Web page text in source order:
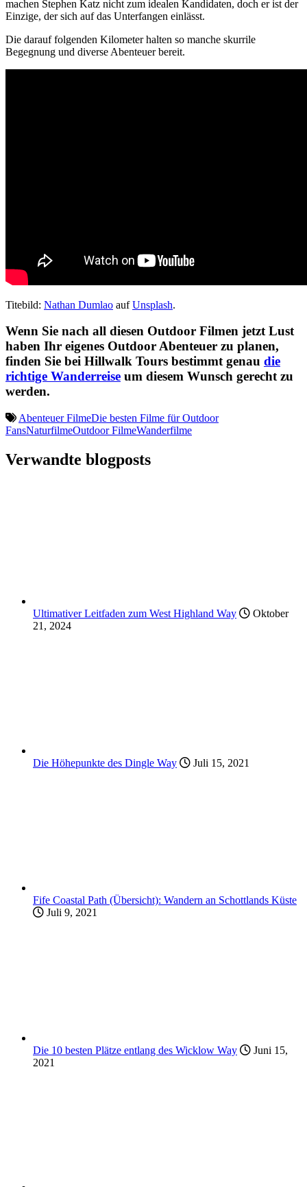
machen Stephen Katz nicht zum idealen Kandidaten, doch er ist der
Einzige, der sich auf das Unterfangen einlässt.
Die darauf folgenden Kilometer halten so manche skurrile
Begegnung und diverse Abenteuer bereit.
Titebild: Nathan Dumlao aufUnsplash.
Wenn Sie nach all diesen Outdoor Filmen jetzt Lust
haben Ihr eigenes Outdoor Abenteuer zu planen,
finden Sie bei Hillwalk Tours bestimmt genau die
richtige Wanderreise um diesem Wunsch gerecht zu
werden.
Abenteuer FilmeDie besten Filme für Outdoor
FansNaturfilmeOutdoor FilmeWanderfilme
Verwandte blogposts
Ultimativer Leitfaden zum West Highland Way
Oktober
21, 2024
Die Höhepunkte des Dingle Way Juli 15, 2021
Fife Coastal Path (Übersicht): Wandern an Schottlands Küste
Juli 9, 2021
Die 10 besten Plätze entlang des Wicklow Way
Juni 15,
2021